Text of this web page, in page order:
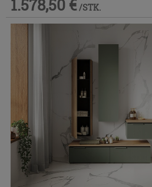
1.578,50 € /STK.